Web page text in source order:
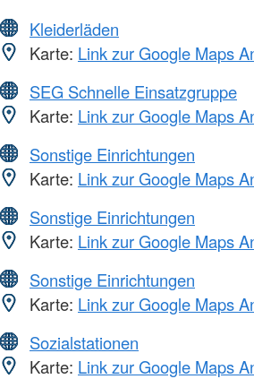
Kleiderläden
Karte: Link zur Google Maps
SEG Schnelle Einsatzgruppe
Karte: Link zur Google Maps
Sonstige Einrichtungen
Karte: Link zur Google Maps
Sonstige Einrichtungen
Karte: Link zur Google Maps
Sonstige Einrichtungen
Karte: Link zur Google Maps
Sozialstationen
Karte: Link zur Google Maps